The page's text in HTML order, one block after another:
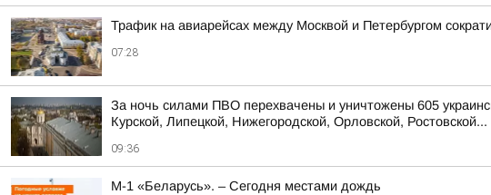
Трафик на авиарейсах между Москвой и Петербургом
07:28
За ночь силами ПВО перехвачены и уничтожены 605
Курской, Липецкой, Нижегородской, Орловской, Ростовской...
09:36
М-1 «Беларусь». – Сегодня местами дождь